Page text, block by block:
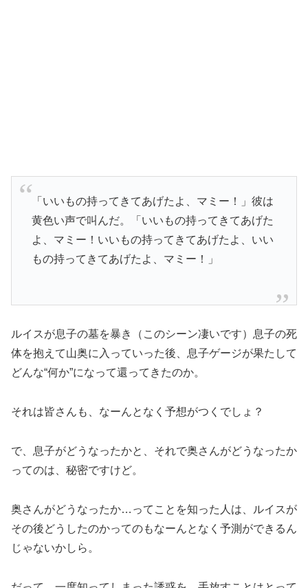
「いいもの持ってきてあげたよ、マミー！」彼は
黄色い声で叫んだ。「いいもの持ってきてあげた
よ、マミー！いいもの持ってきてあげたよ、いい
もの持ってきてあげたよ、マミー！」
ルイスが息子の墓を暴き（このシーン凄いです）息子の死
体を抱えて山奥に入っていった後、息子ゲージが果たして
どんな“何か”になって還ってきたのか。
それは皆さんも、なーんとなく予想がつくでしょ？
で、息子がどうなったかと、それで奥さんがどうなったか
ってのは、秘密ですけど。
奥さんがどうなったか…ってことを知った人は、ルイスが
その後どうしたのかってのもなーんとなく予測ができるん
じゃないかしら。